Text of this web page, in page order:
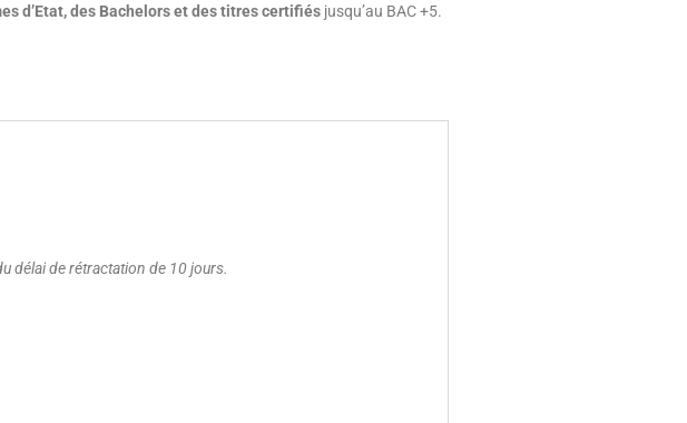
d’Etat, des Bachelors et des titres certifiés jusqu’au BAC +5.
délai de rétractation de 10 jours.